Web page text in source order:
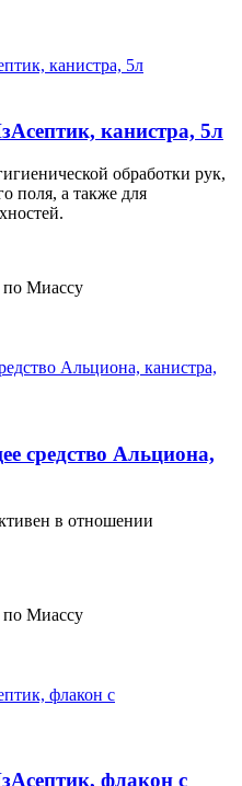
канистра, 5л
обработки рук,
поля, а также для
по Миассу
средство Альциона,
в отношении
по Миассу
флакон с